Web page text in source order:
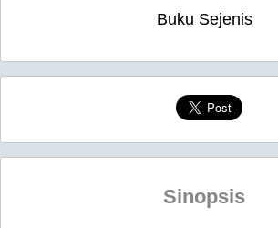
Buku Sejenis
Sinopsis